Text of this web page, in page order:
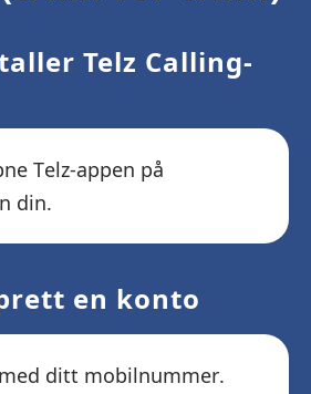
Telz Calling-
Telz-appen på
din.
en konto
ditt mobilnummer.